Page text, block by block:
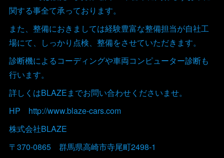
関する事全て承っております。
また、整備におきましては経験豊富な整備担当が自社工
場にて、しっかり点検、整備をさせていただきます。
診断機によるコーディングや車両コンピューター診断も
行います。
詳しくはBLAZEまでお問い合わせくださいませ。
HP http://www.blaze-cars.com
株式会社BLAZE
〒370-0865 群馬県高崎市寺尾町2498-1